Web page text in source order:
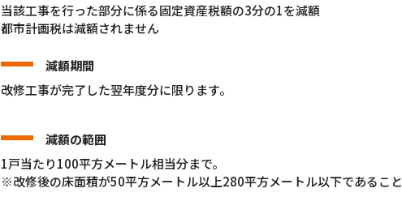
当該工事を行った部分に係る固定資産税額の3分の1を減額
都市計画税は減額されません
減額期間
改修工事が完了した翌年度分に限ります。
減額の範囲
1戸当たり100平方メートル相当分まで。
※改修後の床面積が50平方メートル以上280平方メートル以下であること